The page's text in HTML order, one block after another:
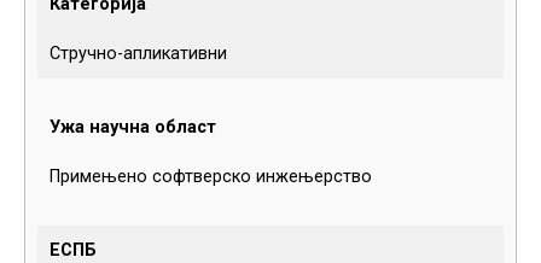
Категорија
Стручно-апликативни
Ужа научна област
Примењено софтверско инжењерство
ЕСПБ